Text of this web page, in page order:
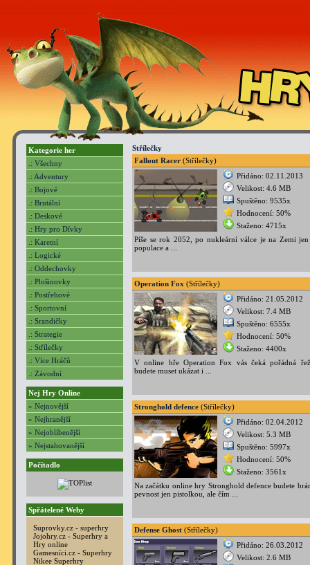
Kategorie her
.: Všechny
.: Adventury
.: Bojové
.: Brutální
.: Deskové
.: Hry pro Dívky
.: Karetní
.: Logické
.: Oddechovky
.: Plošinovky
.: Postřehové
.: Sportovní
.: Srandičky
.: Strategie
.: Střílečky
.: Více Hráčů
.: Závodní
Nej Hry Online
» Nejnovější
» Nejhranější
» Nejoblíbenější
» Nejstahovanější
Počítadlo
Spřátelené Weby
Suprovky.cz - superhry
Jojohry.cz - Superhry a
Hry online
Gamesníci.cz - Superhry
Nikee Superhry
Střílečky
Fallout Racer (Střílečky)
Přidáno: 02.11.2013
Velikost: 4.6 MB
Spuštěno: 9535x
Hodnocení: 50%
Staženo: 4715x
Píše se rok 2052, po nukleární válce je na Zemi
populace a ...
Operation Fox (Střílečky)
Přidáno: 21.05.2012
Velikost: 7.4 MB
Spuštěno: 6555x
Hodnocení: 50%
Staženo: 4400x
V online hře Operation Fox vás čeká pořádná
budete muset ukázat i ...
Stronghold defence (Střílečky)
Přidáno: 02.04.2012
Velikost: 5.3 MB
Spuštěno: 5997x
Hodnocení: 50%
Staženo: 3561x
Na začátku online hry Stronghold defence budete
pevnost jen pistolkou, ale čím ...
Defense Ghost (Střílečky)
Přidáno: 26.03.2012
Velikost: 2.6 MB